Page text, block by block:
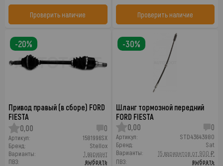
Проверить наличие Проверить наличие
Привод правый (в сборе) FORD
FIESTA
0,00
0
Артикул:
1581996SX
Бренд:
Stellox
Варианты:
1 вариант
ПВЗ:
выбрать
-20%
Шланг тормозной передний
FORD FIESTA
0,00
0
Артикул:
STD43643980
Бренд:
Sat
Варианты:
15 вариантов от 900 ₽
ПВЗ:
выбрать
-30%